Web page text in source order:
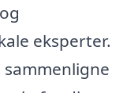
eksperter.